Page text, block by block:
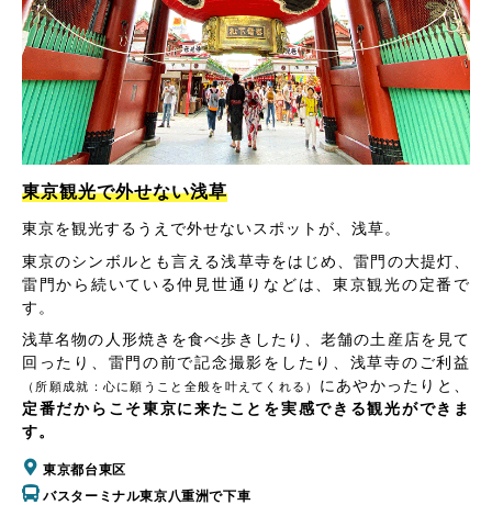
東京観光で外せない浅草
東京を観光するうえで外せないスポットが、浅草。
東京のシンボルとも言える浅草寺をはじめ、雷門の大提灯、
雷門から続いている仲見世通りなどは、東京観光の定番で
す。
浅草名物の人形焼きを食べ歩きしたり、老舗の土産店を見て
回ったり、雷門の前で記念撮影をしたり、浅草寺のご利益
（所願成就：心に願うこと全般を叶えてくれる）
にあやかったりと、
定番だからこそ東京に来たことを実感できる観光ができま
す。
東京都台東区
バスターミナル東京八重洲で下車